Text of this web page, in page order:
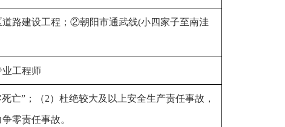
路建设工程；②朝阳市通武线(小四家子至南洼
业工程师
死亡”；（2）杜绝较大及以上安全生产责任事故，
零责任事故。